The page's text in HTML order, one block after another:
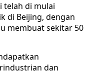
telah di mulai
di Beijing, dengan
membuat sekitar 50
dan